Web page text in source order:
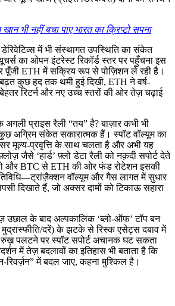
भी नहीं बचा पाए भारत का क्रिप्टो सपना
में भी संस्थागत उपस्थिति का संकेत
का ओपन इंटरेस्ट रिकॉर्ड स्तर पर पहुँचना इस
पूँजी ETH में सक्रिय रूप से पोज़िशन ले रही है।
कुछ हद तक थमी हुई दिखी, ETH ने वर्ष-
रिटर्न और नए उच्च स्तरों की ओर तेज़ चढ़ाई
प्राइस रैली “तय” है? बाज़ार कभी भी
कुछ अग्रिम संकेत सकारात्मक हैं। स्पॉट वॉल्यूम का
मूल्य-प्रवृत्ति के साथ चलता है और अभी यह
जैसे ‘हार्ड’ फ़्लो डेटा रैली को नक़दी सपोर्ट देते
और BTC से ETH की ओर फंड रोटेशन इसकी
वॉल्यूम और गैस लागत में सुधार
दिखाते हैं, जो अक्सर दामों को टिकाऊ सहारा
उछाल के बाद अल्पकालिक ‘ब्लो-ऑफ’ टॉप बन
दरें) के झटके से रिस्क एसेट्स दबाव में
पलटने पर स्पॉट सपोर्ट अचानक घट सकता
में तेज़ बदलावों का इतिहास भी बताता है कि
रिवर्ज़न” में बदल जाए, कहना मुश्किल है।